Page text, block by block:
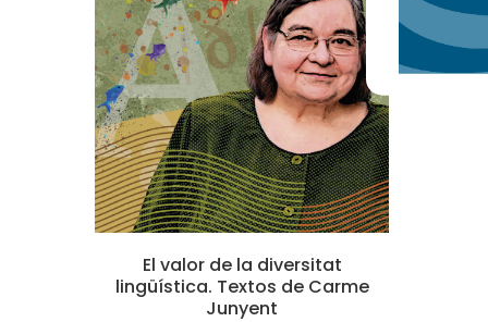
El valor de la diversitat
lingüística. Textos de Carme
Junyent